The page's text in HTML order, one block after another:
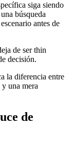
siga siendo
búsqueda
antes de
de ser thin
decisión.
la diferencia entre
una mera
de